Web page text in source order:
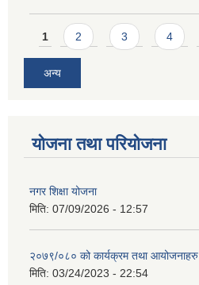
Pages
1 2 3 4
अन्य
योजना तथा परियोजना
नगर शिक्षा योजना
मिति: 07/09/2026 - 12:57
२०७९/०८० को कार्यक्रम तथा आयोजनाहरु
मिति: 03/24/2023 - 22:54